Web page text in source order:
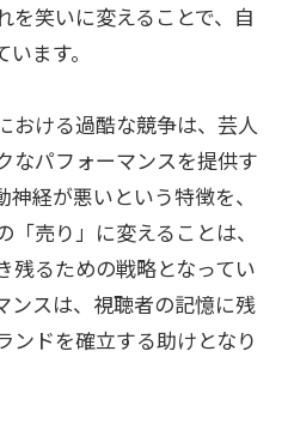
を笑いに変えることで、自
ます。
おける過酷な競争は、芸人
なパフォーマンスを提供す
経が悪いという特徴を、
売り」に変えることは、
残るための戦略となってい
ンスは、視聴者の記憶に残
ンドを確立する助けとなり